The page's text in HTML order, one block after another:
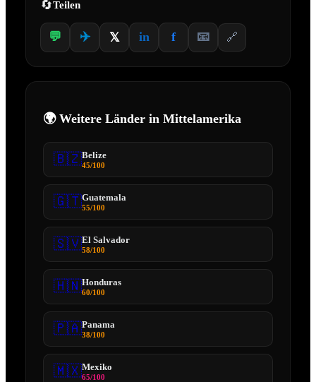
🔄Teilen
💬 ✈️ 𝕏 in f 📧 🔗
🌍 Weitere Länder in Mittelamerika
🇧🇿Belize
45/100
🇬🇹Guatemala
55/100
🇸🇻El Salvador
58/100
🇭🇳Honduras
60/100
🇵🇦Panama
38/100
🇲🇽Mexiko
65/100